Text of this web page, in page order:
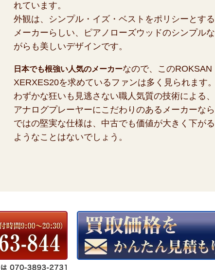
れています。
外観は、シンプル・イズ・ベストをポリシーとする
メーカーらしい、ピアノローズウッドのシンプルな
がらも美しいデザインです。
日本でも根強い人気のメーカーなので、このROKSAN
XERXES20を求めているファンは多く見られます。
わずかな狂いも見逃さない職人気質の技術による、
アナログプレーヤーにこだわりのあるメーカーなら
ではの堅実な仕様は、中古でも価値が大きく下がる
ようなことはないでしょう。